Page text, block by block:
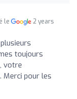
le
2 years
toujours
votre
pour les